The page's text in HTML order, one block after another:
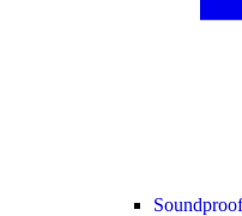
Soundproof